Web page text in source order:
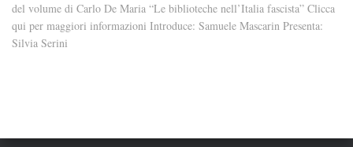
del volume di Carlo De Maria “Le biblioteche nell’Italia fascista” Clicca
qui per maggiori informazioni Introduce: Samuele Mascarin Presenta:
Silvia Serini